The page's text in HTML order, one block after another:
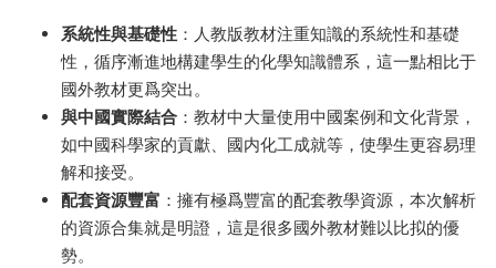
系統性與基礎性 ：人教版教材注重知識的系統性和基礎
性，循序漸進地構建學生的化學知識體系，這一點相比于
國外教材更爲突出。
與中國實際結合 ：教材中大量使用中國案例和文化背景，
如中國科學家的貢獻、國内化工成就等，使學生更容易理
解和接受。
配套資源豐富 ：擁有極爲豐富的配套教學資源，本次解析
的資源合集就是明證，這是很多國外教材難以比拟的優
勢。